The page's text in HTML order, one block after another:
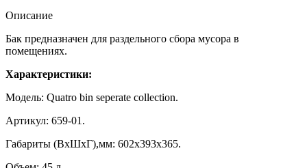
Описание
Бак предназначен для раздельного сбора мусора в
помещениях.
Характеристики:
Модель: Quatro bin seperate collection.
Артикул: 659-01.
Габариты (ВхШхГ),мм: 602х393х365.